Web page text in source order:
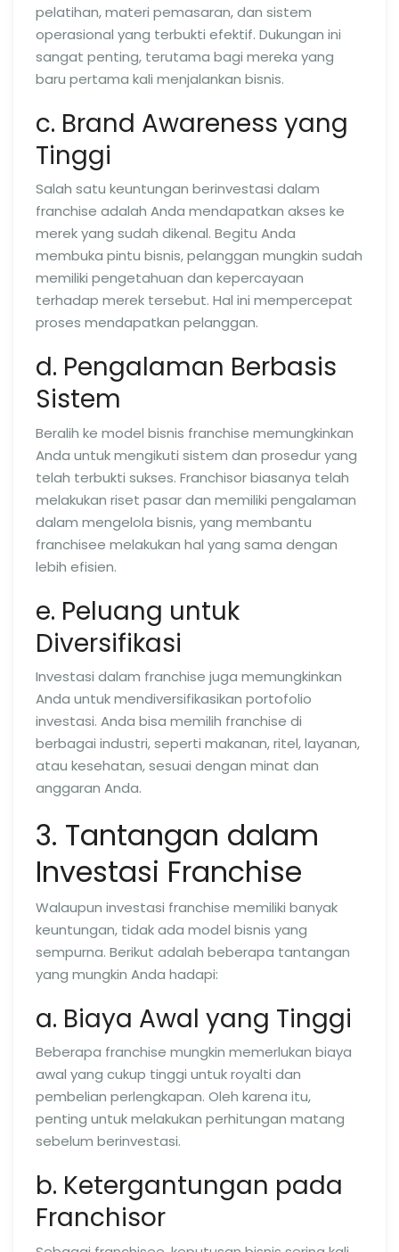
pelatihan, materi pemasaran, dan sistem
operasional yang terbukti efektif. Dukungan ini
sangat penting, terutama bagi mereka yang
baru pertama kali menjalankan bisnis.
c. Brand Awareness yang
Tinggi
Salah satu keuntungan berinvestasi dalam
franchise adalah Anda mendapatkan akses ke
merek yang sudah dikenal. Begitu Anda
membuka pintu bisnis, pelanggan mungkin sudah
memiliki pengetahuan dan kepercayaan
terhadap merek tersebut. Hal ini mempercepat
proses mendapatkan pelanggan.
d. Pengalaman Berbasis
Sistem
Beralih ke model bisnis franchise memungkinkan
Anda untuk mengikuti sistem dan prosedur yang
telah terbukti sukses. Franchisor biasanya telah
melakukan riset pasar dan memiliki pengalaman
dalam mengelola bisnis, yang membantu
franchisee melakukan hal yang sama dengan
lebih efisien.
e. Peluang untuk
Diversifikasi
Investasi dalam franchise juga memungkinkan
Anda untuk mendiversifikasikan portofolio
investasi. Anda bisa memilih franchise di
berbagai industri, seperti makanan, ritel, layanan,
atau kesehatan, sesuai dengan minat dan
anggaran Anda.
3. Tantangan dalam
Investasi Franchise
Walaupun investasi franchise memiliki banyak
keuntungan, tidak ada model bisnis yang
sempurna. Berikut adalah beberapa tantangan
yang mungkin Anda hadapi:
a. Biaya Awal yang Tinggi
Beberapa franchise mungkin memerlukan biaya
awal yang cukup tinggi untuk royalti dan
pembelian perlengkapan. Oleh karena itu,
penting untuk melakukan perhitungan matang
sebelum berinvestasi.
b. Ketergantungan pada
Franchisor